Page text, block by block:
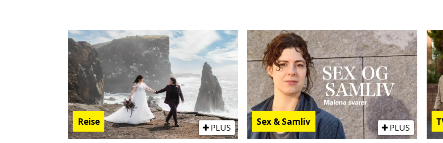
Reise
PLUS
Sex & Samliv
PLUS